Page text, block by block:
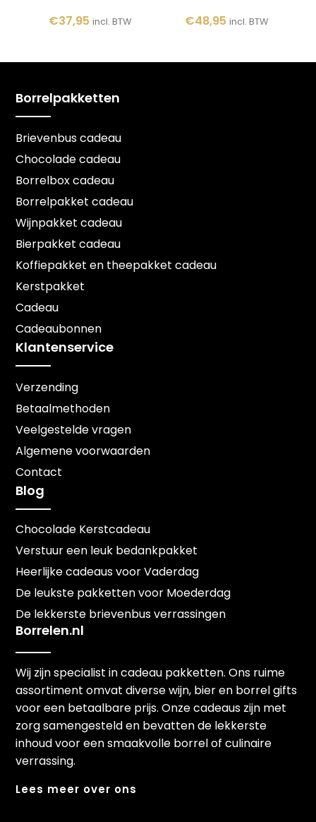
€37,95 incl. BTW
€48,95 incl. BTW
Borrelen.nl
Wij zijn specialist in cadeau pakketten. Ons ruime
assortiment omvat diverse wijn, bier en borrel gifts
voor een betaalbare prijs. Onze cadeaus zijn met
zorg samengesteld en bevatten de lekkerste
inhoud voor een smaakvolle borrel of culinaire
verrassing.
Lees meer over ons
Borrelpakketten
Brievenbus cadeau
Chocolade cadeau
Borrelbox cadeau
Borrelpakket cadeau
Wijnpakket cadeau
Bierpakket cadeau
Koffiepakket en theepakket cadeau
Kerstpakket
Cadeau
Cadeaubonnen
Klantenservice
Verzending
Betaalmethoden
Veelgestelde vragen
Algemene voorwaarden
Contact
Blog
Chocolade Kerstcadeau
Verstuur een leuk bedankpakket
Heerlijke cadeaus voor Vaderdag
De leukste pakketten voor Moederdag
De lekkerste brievenbus verrassingen